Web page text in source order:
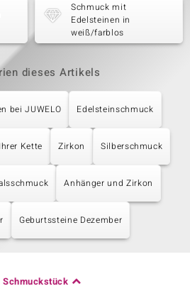
Schmuck mit
Edelsteinen in
weiß/farblos
dieses Artikels
bei JUWELO Edelsteinschmuck
Kette Zirkon Silberschmuck
Anhänger und Zirkon
Geburtssteine Dezember
Schmuckstück